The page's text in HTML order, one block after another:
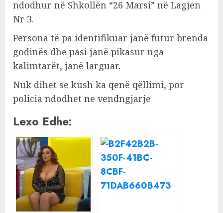
ndodhur në Shkollën “26 Marsi” në Lagjen
Nr 3.
Persona të pa identifikuar janë futur brenda
godinës dhe pasi janë pikasur nga
kalimtarët, janë larguar.
Nuk dihet se kush ka qenë qëllimi, por
policia ndodhet ne vendngjarje
Lexo Edhe: